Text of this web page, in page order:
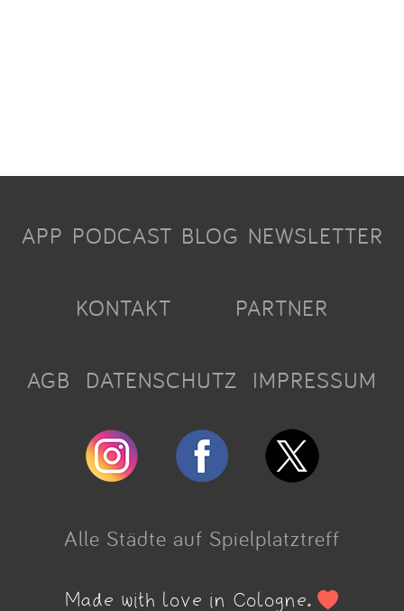
APP PODCAST BLOG NEWSLETTER
KONTAKT PARTNER
AGB DATENSCHUTZ IMPRESSUM
Alle Städte auf Spielplatztreff
Made with love in Cologne.